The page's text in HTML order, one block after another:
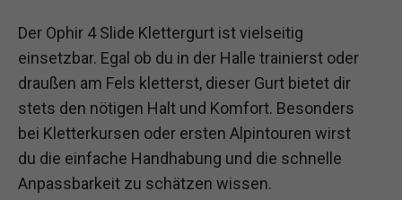
Der Ophir 4 Slide Klettergurt ist vielseitig
einsetzbar. Egal ob du in der Halle trainierst oder
draußen am Fels kletterst, dieser Gurt bietet dir
stets den nötigen Halt und Komfort. Besonders
bei Kletterkursen oder ersten Alpintouren wirst
du die einfache Handhabung und die schnelle
Anpassbarkeit zu schätzen wissen.